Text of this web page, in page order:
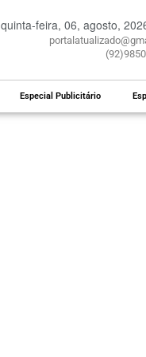
quinta-feira, 06, agosto,
Especial Publicitário